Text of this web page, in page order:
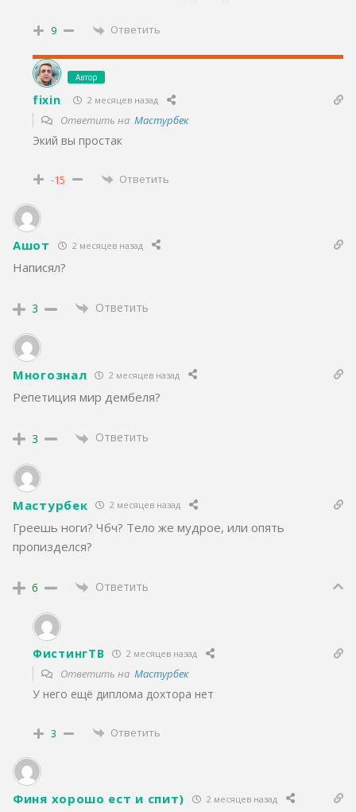
9 Ответить
Автор
fixin 2 месяцев назад
Ответить на Мастурбек
Экий вы простак
-15 Ответить
Ашот 2 месяцев назад
Написял?
3 Ответить
Многознал 2 месяцев назад
Репетиция мир дембеля?
3 Ответить
Мастурбек 2 месяцев назад
Греешь ноги? Чбч? Тело же мудрое, или опять
пропизделся?
6 Ответить
ФистингТВ 2 месяцев назад
Ответить на Мастурбек
У него ещё диплома дохтора нет
3 Ответить
Финя хорошо ест и спит) 2 месяцев назад